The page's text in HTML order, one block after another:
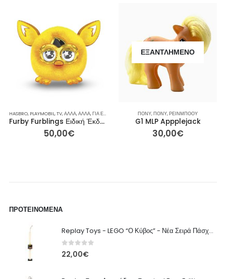
HASBRO, PLAYMOBIL,TV,ΆΛΛΑ,ΆΛΛΑ,ΓΙΑ ΕΚΕΊΝΟΝ / ΕΚΕΊΝΗ ,ΕΤΑΙΡΕΊΕΣ,ΙΔΈΕΣ ΓΙΑ ΔΏΡΑ
Furby Furblings Ειδική Έκδοση Χρυσό (Μοντέλο A6298, 2013-2014)
50,00€
ΕΞΑΝΤΛΗΜΈΝΟ
ΠΌΝΥ,ΠΌΝΥ,ΡΕΙΝΜΠΟΟΥ
G1 MLP Appplejack
30,00€
ΠΡΟΤΕΙΝΌΜΕΝΑ
Replay Toys - LEGO “Ο Κύβος” - Νέα Σειρά Πάσχα 2026 Λαμπάδα
0out of 5
22,00€